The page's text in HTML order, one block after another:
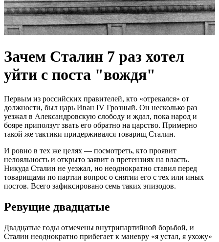
Зачем Сталин 7 раз хотел
уйти с поста "вождя"
Первым из российских правителей, кто «отрекался» от
должности, был царь Иван IV Грозный. Он несколько раз
уезжал в Александровскую слободу и ждал, пока народ и
бояре приползут звать его обратно на царство. Примерно
такой же тактики придерживался товарищ Сталин.
И ровно в тех же целях — посмотреть, кто проявит
нелояльность и открыто заявит о претензиях на власть.
Никуда Сталин не уезжал, но неоднократно ставил перед
товарищами по партии вопрос о снятии его с тех или иных
постов. Всего зафиксировано семь таких эпизодов.
Ревущие двадцатые
Двадцатые годы отмечены внутрипартийной борьбой, и
Сталин неоднократно прибегает к маневру «я устал, я ухожу»